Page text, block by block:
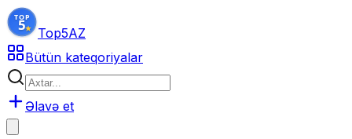
Top5AZ
Bütün kateqoriyalar
Əlavə et